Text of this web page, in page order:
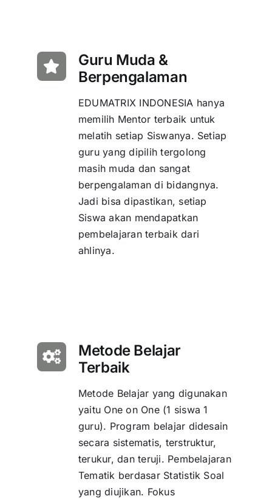
Guru Muda &
Berpengalaman
EDUMATRIX INDONESIA hanya
memilih Mentor terbaik untuk
melatih setiap Siswanya. Setiap
guru yang dipilih tergolong
masih muda dan sangat
berpengalaman di bidangnya.
Jadi bisa dipastikan, setiap
Siswa akan mendapatkan
pembelajaran terbaik dari
ahlinya.
Metode Belajar
Terbaik
Metode Belajar yang digunakan
yaitu One on One (1 siswa 1
guru). Program belajar didesain
secara sistematis, terstruktur,
terukur, dan teruji. Pembelajaran
Tematik berdasar Statistik Soal
yang diujikan. Fokus